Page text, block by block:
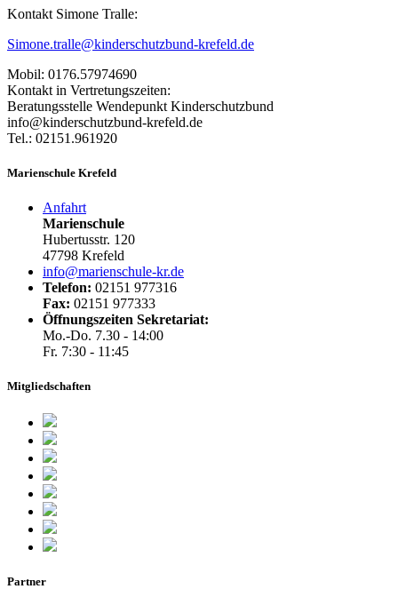
Kontakt Simone Tralle:
Simone.tralle@kinderschutzbund-krefeld.de
Mobil: 0176.57974690
Kontakt in Vertretungszeiten:
Beratungsstelle Wendepunkt Kinderschutzbund
info@kinderschutzbund-krefeld.de
Tel.: 02151.961920
Marienschule Krefeld
Anfahrt
Marienschule
Hubertusstr. 120
47798 Krefeld
info@marienschule-kr.de
Telefon: 02151 977316
Fax: 02151 977333
Öffnungszeiten Sekretariat:
Mo.-Do. 7.30 - 14:00
Fr. 7:30 - 11:45
Mitgliedschaften
Partner